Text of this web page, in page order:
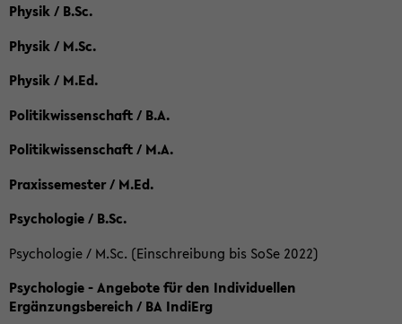
Physik / B.Sc.
Physik / M.Sc.
Physik / M.Ed.
Politikwissenschaft / B.A.
Politikwissenschaft / M.A.
Praxissemester / M.Ed.
Psychologie / B.Sc.
Psychologie / M.Sc. (Einschreibung bis SoSe 2022)
Psychologie - Angebote für den Individuellen
Ergänzungsbereich / BA IndiErg